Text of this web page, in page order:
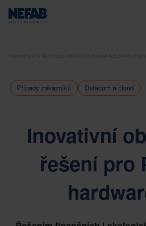
NOVINKY A POSTŘEHY INOVATIVNÍ OBALOVÁ ŘEŠENÍ PRO POS
Případy zákazníků Datacom a cloud
Inovativní
řešení pro